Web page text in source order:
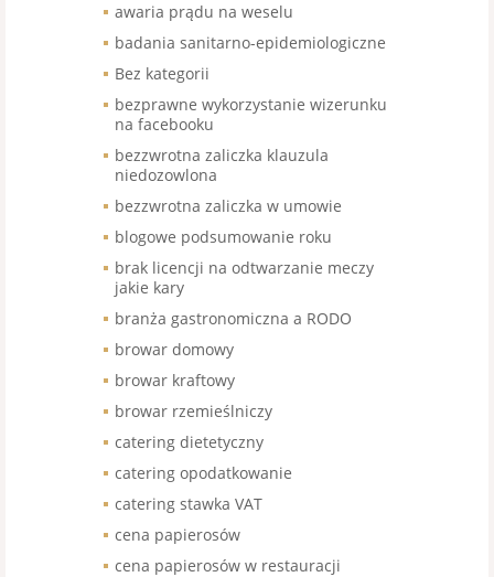
awaria prądu na weselu
badania sanitarno-epidemiologiczne
Bez kategorii
bezprawne wykorzystanie wizerunku
na facebooku
bezzwrotna zaliczka klauzula
niedozowlona
bezzwrotna zaliczka w umowie
blogowe podsumowanie roku
brak licencji na odtwarzanie meczy
jakie kary
branża gastronomiczna a RODO
browar domowy
browar kraftowy
browar rzemieślniczy
catering dietetyczny
catering opodatkowanie
catering stawka VAT
cena papierosów
cena papierosów w restauracji